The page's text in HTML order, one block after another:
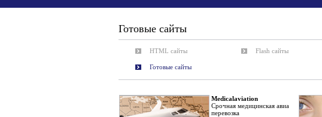
Готовые сайты
HTML сайты
Готовые сайты
Flash сайты
Medicalaviation
Срочная медицинская авиа
перевозка